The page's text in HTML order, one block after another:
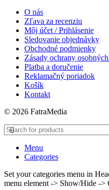
O nás
Zľava za recenziu
Môj účet / Prihlásenie
Sledovanie objednávky
Obchodné podmienky
Zásady ochrany
Platba a doručenie
Reklamačný poriadok
Košík
Kontakt
© 2026 FatraMedia
Menu
Categories
Set your categories menu in
menu element -> Show/Hide ->